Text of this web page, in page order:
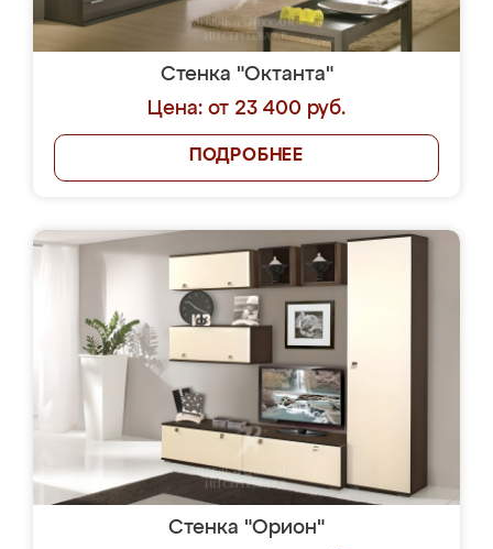
Стенка "Октанта"
Цена: от 23 400 руб.
ПОДРОБНЕЕ
Стенка "Орион"